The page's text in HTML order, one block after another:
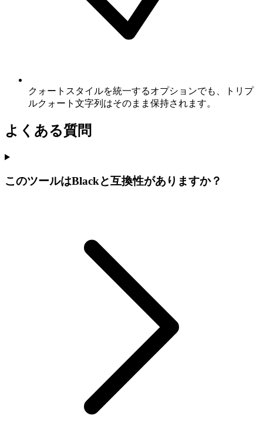
クォートスタイルを統一するオプションでも、トリプ
ルクォート文字列はそのまま保持されます。
よくある質問
このツールはBlackと互換性がありますか？